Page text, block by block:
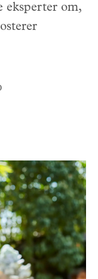
eksperter om,